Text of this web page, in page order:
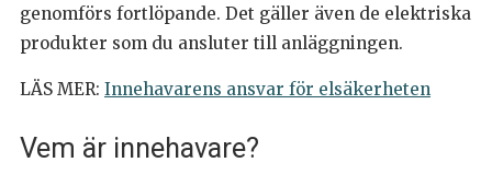
genomförs fortlöpande. Det gäller även de elektriska
produkter som du ansluter till anläggningen.
LÄS MER: Innehavarens ansvar för elsäkerheten
Vem är innehavare?